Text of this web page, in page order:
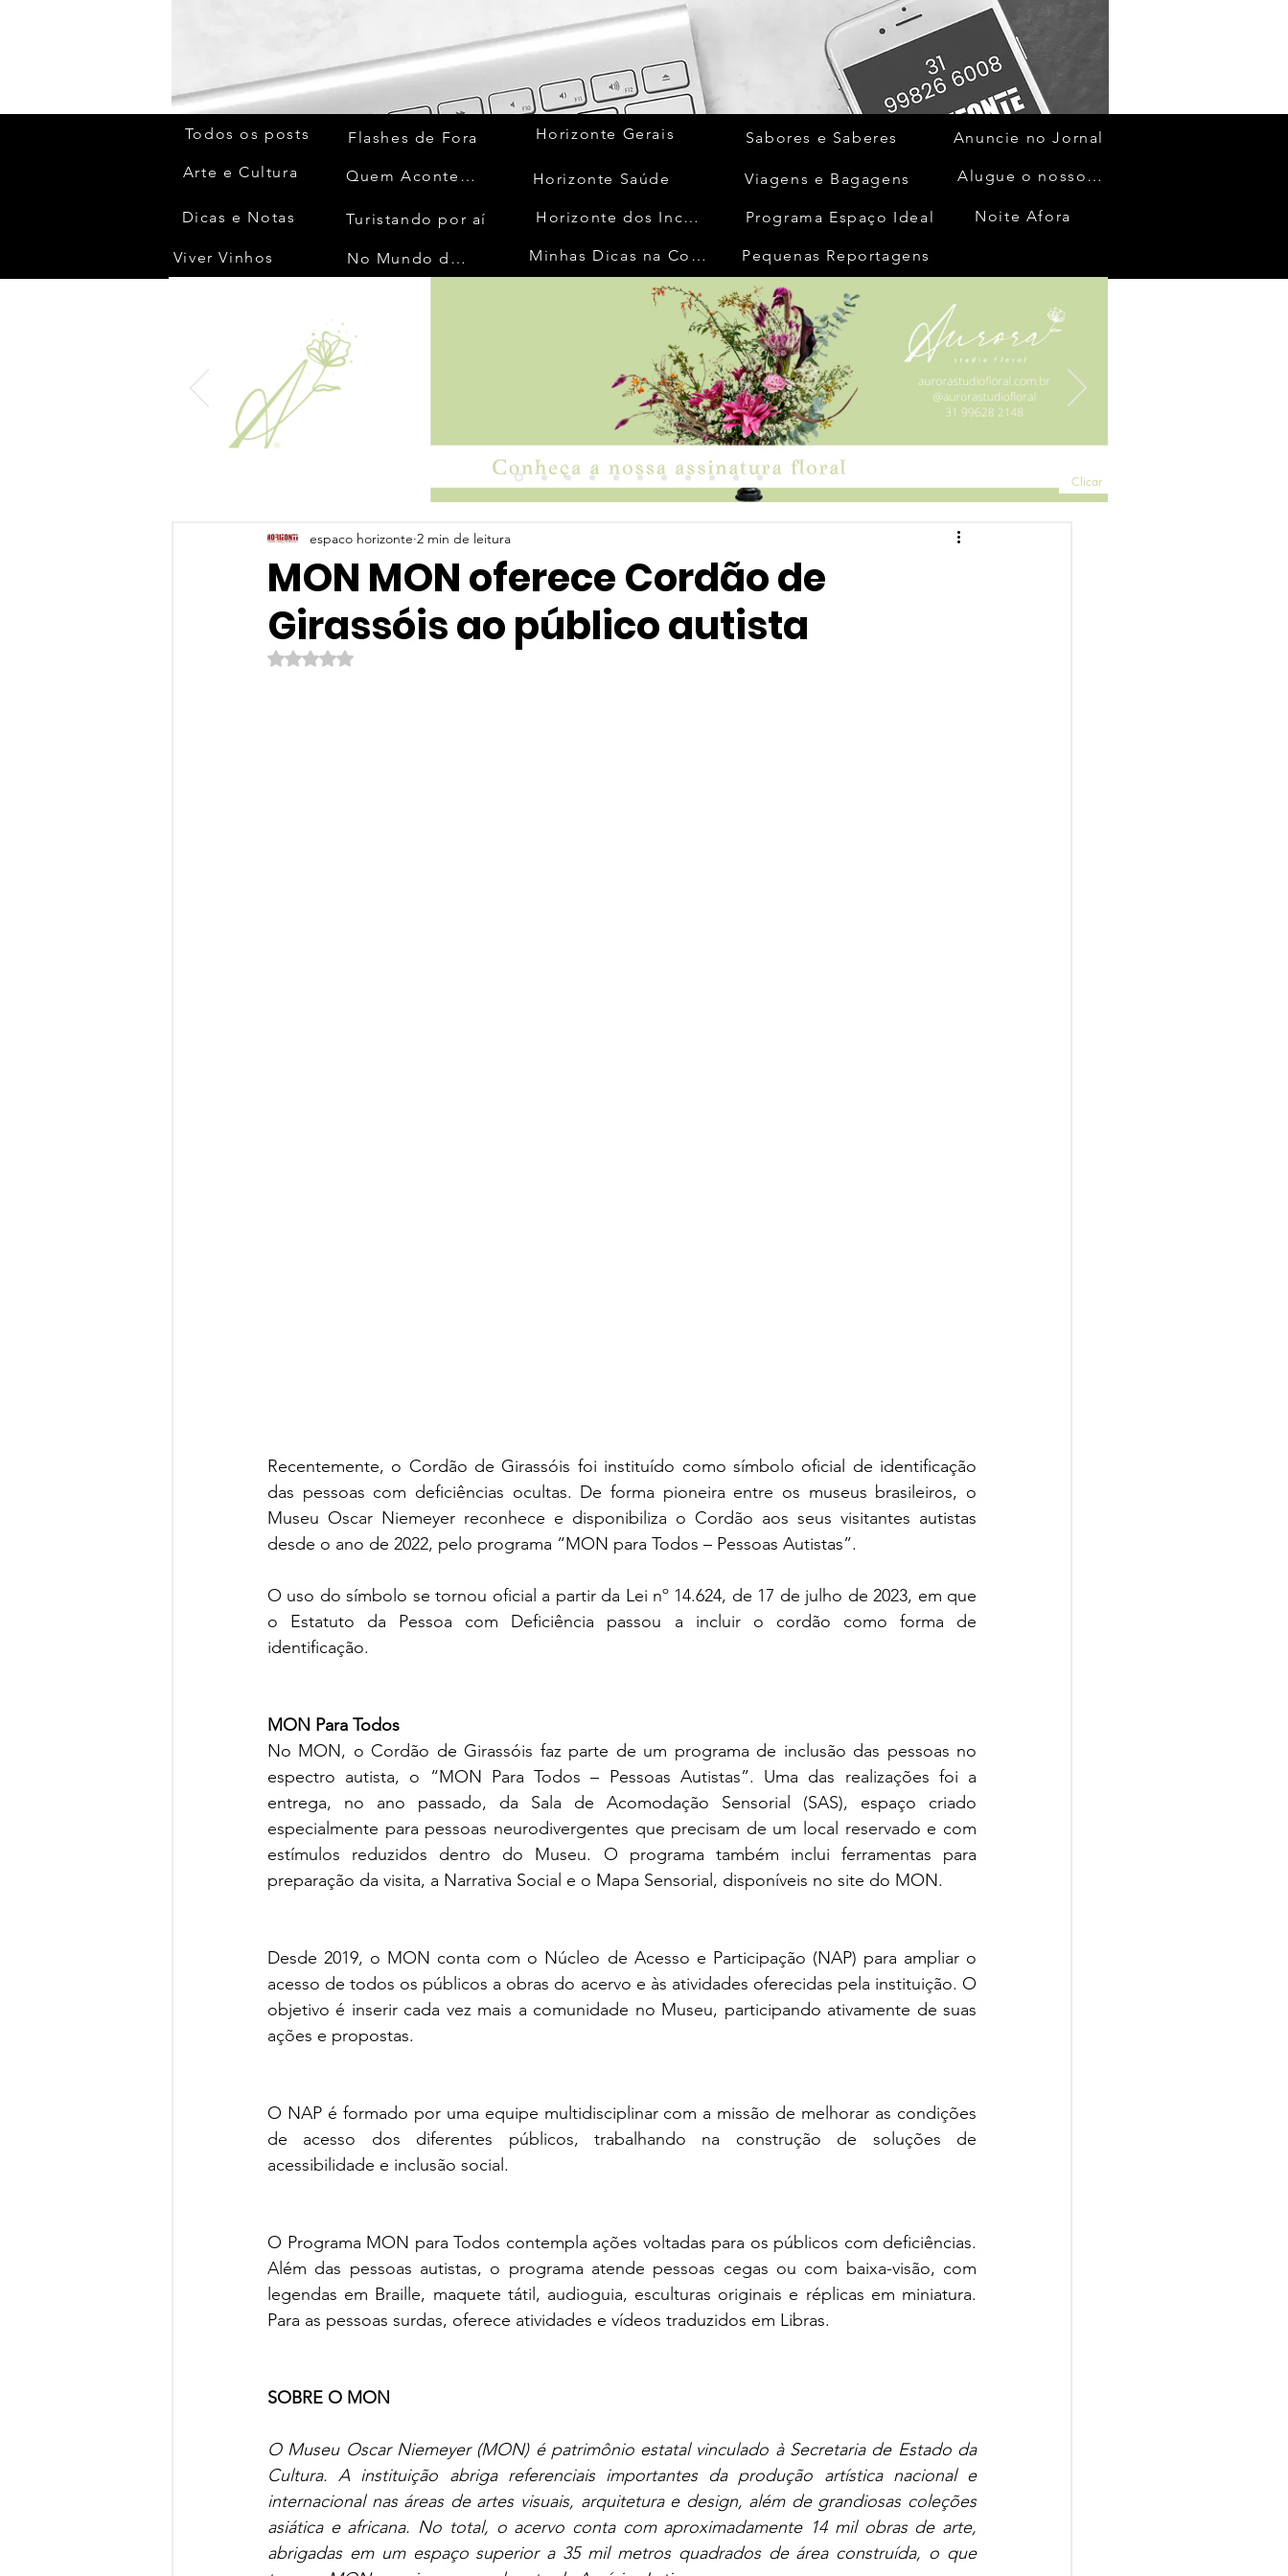
Todos os posts
Arte e Cultura
Dicas e Notas
Viver Vinhos
Flashes de Fora
Quem Acontece
Turistando por aí
No Mundo da Moda
Horizonte Gerais
Horizonte Saúde
Horizonte dos Inconfidentes
Minhas Dicas na Cozinha
Sabores e Saberes
Viagens e Bagagens
Programa Espaço Ideal
Anuncie no Jornal
Alugue o nosso espaço
Noite Afora
Pequenas Reportagens
Clicar
MON MON oferece Cordão de
Girassóis ao público autista
espaco horizonte 2 min de leitura
Avaliado com NaN de 5 estrelas.
Recentemente, o Cordão de Girassóis foi instituído como símbolo oficial de identificação
das pessoas com deficiências ocultas. De forma pioneira entre os museus brasileiros, o
Museu Oscar Niemeyer reconhece e disponibiliza o Cordão aos seus visitantes autistas
desde o ano de 2022, pelo programa “MON para Todos – Pessoas Autistas”.
O uso do símbolo se tornou oficial a partir da Lei nº 14.624, de 17 de julho de 2023, em que
o Estatuto da Pessoa com Deficiência passou a incluir o cordão como forma de
identificação.
MON Para Todos
No MON, o Cordão de Girassóis faz parte de um programa de inclusão das pessoas no
espectro autista, o “MON Para Todos – Pessoas Autistas”. Uma das realizações foi a
entrega, no ano passado, da Sala de Acomodação Sensorial (SAS), espaço criado
especialmente para pessoas neurodivergentes que precisam de um local reservado e com
estímulos reduzidos dentro do Museu. O programa também inclui ferramentas para
preparação da visita, a Narrativa Social e o Mapa Sensorial, disponíveis no site do MON.
Desde 2019, o MON conta com o Núcleo de Acesso e Participação (NAP) para ampliar o
acesso de todos os públicos a obras do acervo e às atividades oferecidas pela instituição. O
objetivo é inserir cada vez mais a comunidade no Museu, participando ativamente de suas
ações e propostas.
O NAP é formado por uma equipe multidisciplinar com a missão de melhorar as condições
de acesso dos diferentes públicos, trabalhando na construção de soluções de
acessibilidade e inclusão social.
O Programa MON para Todos contempla ações voltadas para os públicos com deficiências.
Além das pessoas autistas, o programa atende pessoas cegas ou com baixa-visão, com
legendas em Braille, maquete tátil, audioguia, esculturas originais e réplicas em miniatura.
Para as pessoas surdas, oferece atividades e vídeos traduzidos em Libras.
SOBRE O MON
O Museu Oscar Niemeyer (MON) é patrimônio estatal vinculado à Secretaria de Estado da
Cultura. A instituição abriga referenciais importantes da produção artística nacional e
internacional nas áreas de artes visuais, arquitetura e design, além de grandiosas coleções
asiática e africana. No total, o acervo conta com aproximadamente 14 mil obras de arte,
abrigadas em um espaço superior a 35 mil metros quadrados de área construída, o que